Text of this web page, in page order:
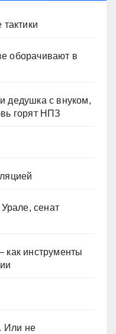
оборачивают в
дедушка с внуком,
горят НПЗ
сенат
как инструменты
Или не